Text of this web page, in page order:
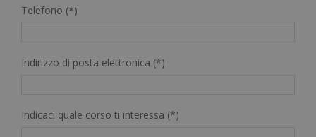
Telefono (*)
Indirizzo di posta elettronica (*)
Indicaci quale corso ti interessa (*)